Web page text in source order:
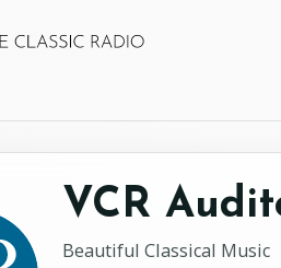
VCR
Beautiful Classical Music